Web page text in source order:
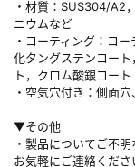
・材質：SUS304/A2
ニウムなど
・コーティング：コ
化タングステンコー
ト，クロム酸銀コート
・空気穴付き：側面
▼その他
・製品についてご不
お気軽にご連絡くださ